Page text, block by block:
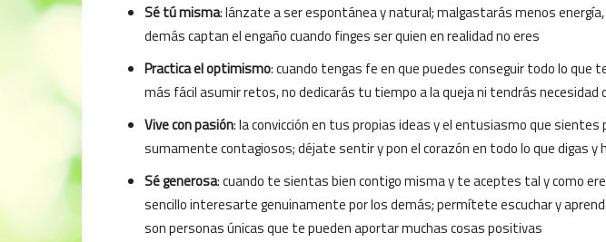
Sé tú misma: lánzate a ser espontánea y natural; malgastarás menos
demás captan el engaño cuando finges ser quien en realidad no eres
Practica el optimismo: cuando tengas fe en que puedes conseguir todo lo que
más fácil asumir retos, no dedicarás tu tiempo a la queja ni tendrás necesidad
Vive con pasión: la convicción en tus propias ideas y el entusiasmo que
sumamente contagiosos; déjate sentir y pon el corazón en todo lo que digas y
Sé generosa: cuando te sientas bien contigo misma y te aceptes tal y como
sencillo interesarte genuinamente por los demás; permítete escuchar y
son personas únicas que te pueden aportar muchas cosas positivas